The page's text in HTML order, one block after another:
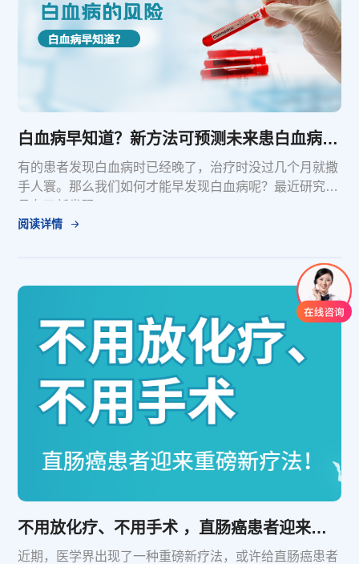
白血病早知道？新方法可预测未来患白血病的风险
有的患者发现白血病时已经晚了，治疗时没过几个月就撒
手人寰。那么我们如何才能早发现白血病呢？最近研究人
阅读详情
不用放化疗、不用手术 ，直肠癌患者迎来重磅新疗法！
近期，医学界出现了一种重磅新疗法，或许给直肠癌患者